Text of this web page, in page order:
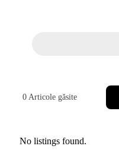
0 Articole găsite
No listings found.